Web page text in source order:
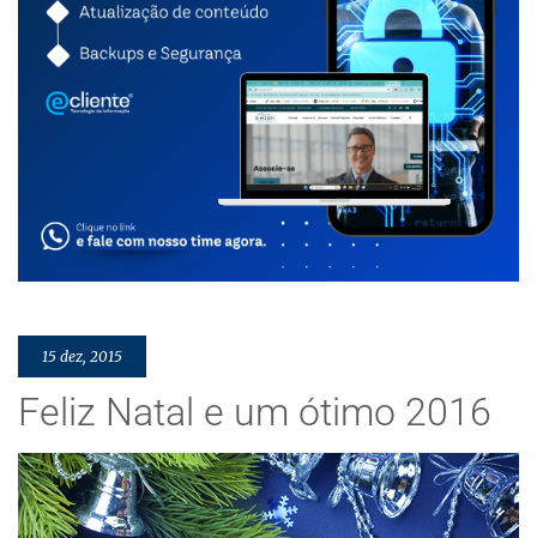
15 dez, 2015
Feliz Natal e um ótimo 2016